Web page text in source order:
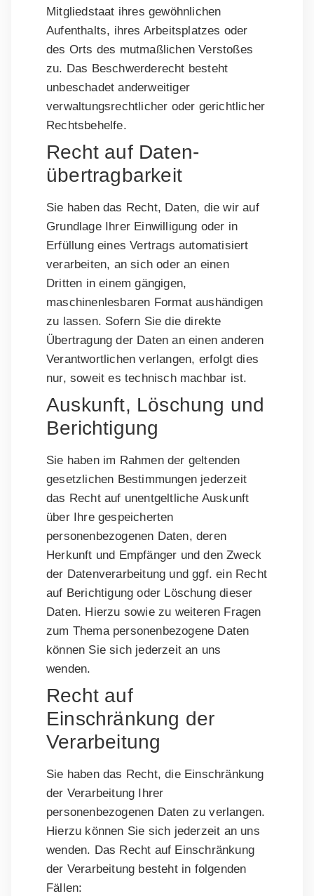
Mitgliedstaat ihres gewöhnlichen
Aufenthalts, ihres Arbeitsplatzes oder
des Orts des mutmaßlichen Verstoßes
zu. Das Beschwerderecht besteht
unbeschadet anderweitiger
verwaltungsrechtlicher oder gerichtlicher
Rechtsbehelfe.
Recht auf Daten­
übertrag­barkeit
Sie haben das Recht, Daten, die wir auf
Grundlage Ihrer Einwilligung oder in
Erfüllung eines Vertrags automatisiert
verarbeiten, an sich oder an einen
Dritten in einem gängigen,
maschinenlesbaren Format aushändigen
zu lassen. Sofern Sie die direkte
Übertragung der Daten an einen anderen
Verantwortlichen verlangen, erfolgt dies
nur, soweit es technisch machbar ist.
Auskunft, Löschung und
Berichtigung
Sie haben im Rahmen der geltenden
gesetzlichen Bestimmungen jederzeit
das Recht auf unentgeltliche Auskunft
über Ihre gespeicherten
personenbezogenen Daten, deren
Herkunft und Empfänger und den Zweck
der Datenverarbeitung und ggf. ein Recht
auf Berichtigung oder Löschung dieser
Daten. Hierzu sowie zu weiteren Fragen
zum Thema personenbezogene Daten
können Sie sich jederzeit an uns
wenden.
Recht auf
Einschränkung der
Verarbeitung
Sie haben das Recht, die Einschränkung
der Verarbeitung Ihrer
personenbezogenen Daten zu verlangen.
Hierzu können Sie sich jederzeit an uns
wenden. Das Recht auf Einschränkung
der Verarbeitung besteht in folgenden
Fällen: